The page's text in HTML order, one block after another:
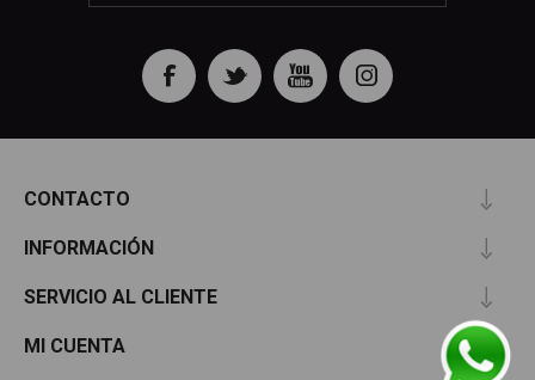
CONTACTO
INFORMACIÓN
SERVICIO AL CLIENTE
MI CUENTA